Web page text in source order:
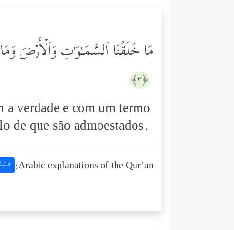
مَا خَلَقۡنَا ٱلسَّمَـٰوَ ٰ⁠تِ وَٱلۡأَرۡضَ
﴿٣﴾
a verdade e com um termo
de que são admoestados.
Arabic explanations of the Qur’an: